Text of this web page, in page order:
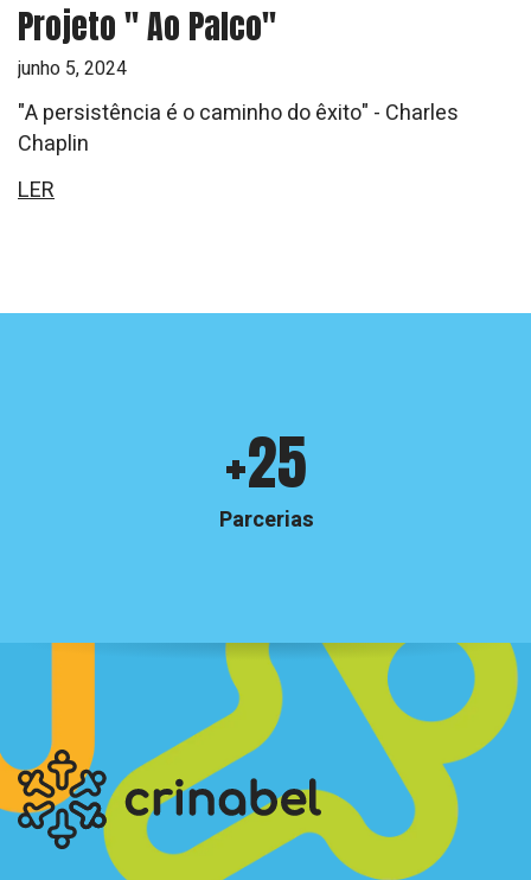
Projeto " Ao Palco"
junho 5, 2024
"A persistência é o caminho do êxito" - Charles
Chaplin
LER
+25
Parcerias